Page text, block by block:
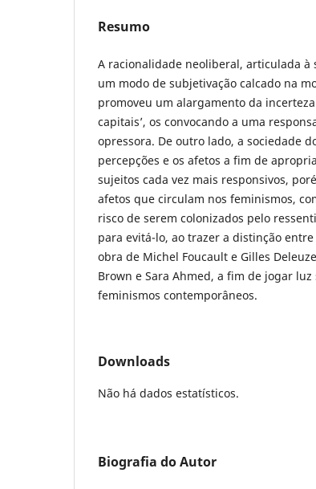
Resumo
A racionalidade neoliberal, articulada à
um modo de subjetivação calcado na
promoveu um alargamento da
capitais’, os convocando a uma
opressora. De outro lado, a sociedade
percepções e os afetos a fim de
sujeitos cada vez mais responsivos,
afetos que circulam nos feminismos,
risco de serem colonizados pelo
para evitá-lo, ao trazer a distinção
obra de Michel Foucault e Gilles
Brown e Sara Ahmed, a fim de jogar
feminismos contemporâneos.
Downloads
Não há dados estatísticos.
Biografia do Autor